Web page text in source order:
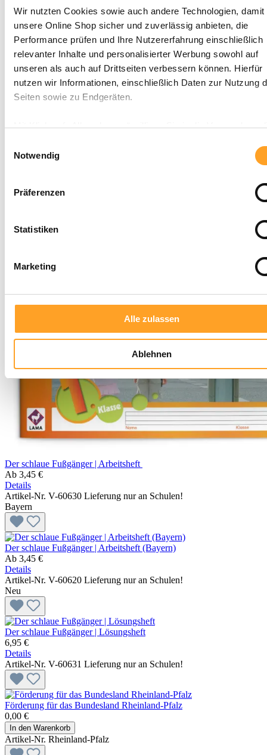
Wir nutzten Cookies sowie auch andere Technologien, damit
unsere Online Shop sicher und zuverlässig anbieten, die
Performance prüfen und Ihre Nutzererfahrung einschließlich
relevanter Inhalte und personalisierter Werbung sowohl auf
unseren als auch auf Drittseiten verbessern können. Hierfür
nutzen wir Informationen, einschließlich Daten zur Nutzung
Seiten sowie zu Endgeräten.
Mit Klick auf „Alle zulassen“ willigen Sie in die Verwendung
Dienste vornehmen oder diese ablehnen. Die Einwilligung
Sie jederzeit mit Wirkung für die Zukunft einzeln widerrufen
Notwendig
Präferenzen
Statistiken
Marketing
Alle zulassen
Ablehnen
Der schlaue Fußgänger - Lösungsschablone zum Prüfbogen
0,50 €
Details
Artikel-Nr. V-60552 Lieferung nur an Schulen!
Der schlaue Fußgänger – Fußgängerdiplom
Details
Der schlaue Fußgänger – Prüfungsbogen
Artikel-Nr. V-60638
Der schlaue Fußgänger | Arbeitsheft
Ab 3,45 €
Details
Artikel-Nr. V-60630 Lieferung nur an Schulen!
Bayern
Der schlaue Fußgänger | Arbeitsheft (Bayern)
Ab 3,45 €
Details
Artikel-Nr. V-60620 Lieferung nur an Schulen!
Neu
Der schlaue Fußgänger | Lösungsheft
6,95 €
Details
Artikel-Nr. V-60631 Lieferung nur an Schulen!
Förderung für das Bundesland Rheinland-Pfalz
0,00 €
In den Warenkorb
Artikel-Nr. Rheinland-Pfalz